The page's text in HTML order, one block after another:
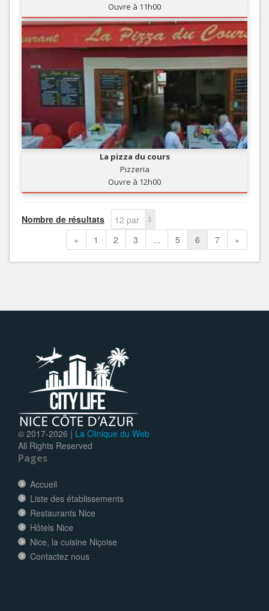
Ouvre à 11h00
La pizza du cours
Pizzeria
Ouvre à 12h00
Nombre de résultats
12 par
page
« 1 2 3 ... 5 6 7 »
© 2017-2026 | La Clinique du Web
All Rights Reserved
Pages
Accueil
Liste des établissements
Restaurants Nice
Hôtels Nice
Nice, la cuisine Niçoise
Contactez nous